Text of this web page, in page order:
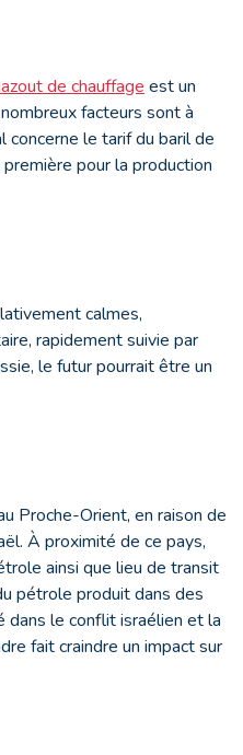
de chauffage est un
facteurs sont à
concerne le tarif du baril de
pour la production
calmes,
rapidement suivie par
le futur pourrait être un
Proche-Orient, en raison de
À proximité de ce pays,
ainsi que lieu de transit
pétrole produit dans des
dans le conflit israélien et la
fait craindre un impact sur